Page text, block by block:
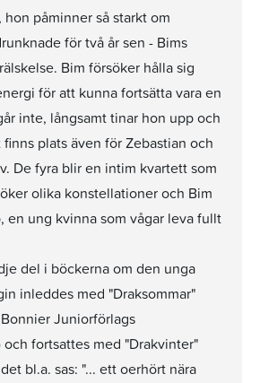
hon påminner så starkt om
för två år sen - Bims
Bim försöker hålla sig
för att kunna fortsätta vara en
inte, långsamt tinar hon upp och
plats även för Zebastian och
De fyra blir en intim kvartett som
olika konstellationer och Bim
en ung kvinna som vågar leva fullt
del i böckerna om den unga
inleddes med "Draksommar"
Juniorförlags
fortsattes med "Drakvinter"
bl.a. sas: "... ett oerhört nära